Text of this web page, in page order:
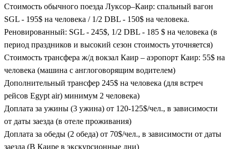
Стоимость обычного поезда Луксор–Каир: спальный вагон
SGL - 195$ на человека / 1/2 DBL - 150$ на человека.
Реновированный: SGL - 245$, 1/2 DBL - 185 $ на человека (в
период праздников и высокий сезон стоимость уточняется)
Стоимость трансфера ж/д вокзал Каир – аэропорт Каир: 55$ на
человека (машина с англоговорящим водителем)
Дополнительный трансфер 245$ на человека (для встреч
рейсов Egypt air) минимум 2 человека)
Доплата за ужины (3 ужина) от 120-125$/чел., в зависимости
от даты заезда (в отеле проживания)
Доплата за обеды (2 обеда) от 70$/чел., в зависимости от даты
заезда (В Каире в экскурсионные дни)